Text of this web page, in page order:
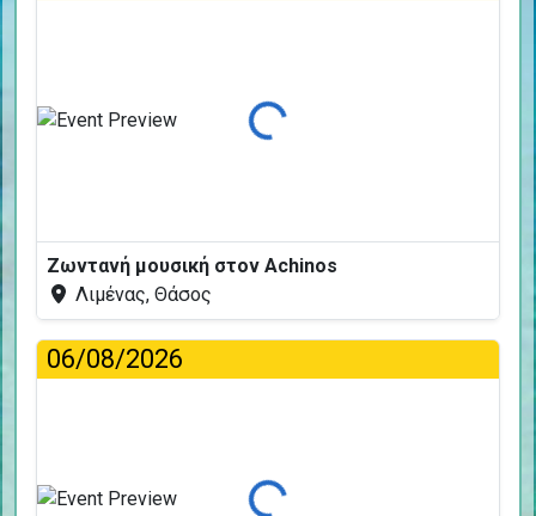
Φόρτωση...
Ζωντανή μουσική στον Achinos
Λιμένας, Θάσος
06/08/2026
Φόρτωση...